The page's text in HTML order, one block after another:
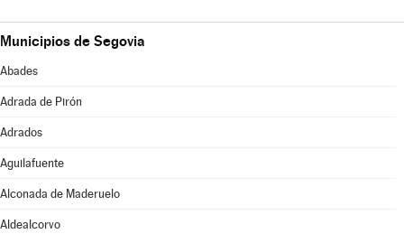
Municipios de Segovia
Abades
Adrada de Pirón
Adrados
Aguilafuente
Alconada de Maderuelo
Aldealcorvo